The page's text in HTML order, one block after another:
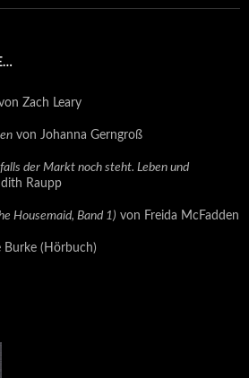
Zach Leary
von Johanna Gerngroß
der Markt noch steht. Leben und
Raupp
Housemaid, Band 1) von Freida McFadden
Burke (Hörbuch)